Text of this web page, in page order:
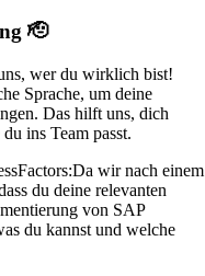
🫡
wer du wirklich bist!
Sprache, um deine
Das hilft uns, dich
ins Team passt.
Da wir nach einem
du deine relevanten
von SAP
du kannst und welche